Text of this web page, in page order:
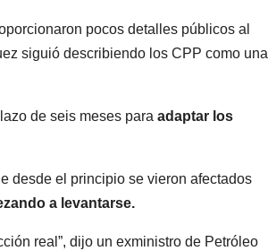
pocos detalles públicos al
siguió describiendo los CPP como una
de seis meses para adaptar los
desde el principio se vieron afectados
a levantarse.
real”, dijo un exministro de Petróleo